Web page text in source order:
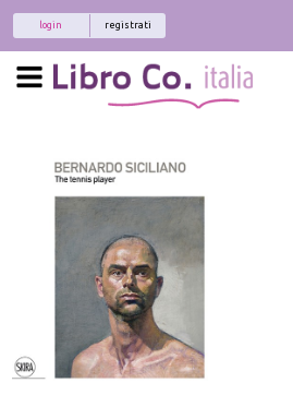
registrati
login